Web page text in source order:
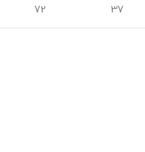
37
72